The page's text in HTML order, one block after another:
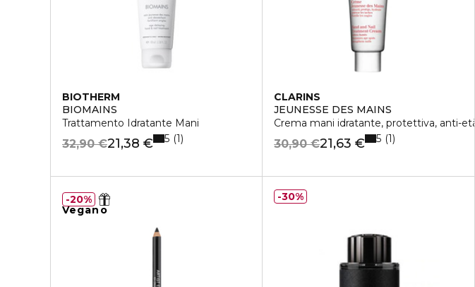
BIOTHERM
BIOMAINS
Trattamento Idratante Mani
21,38 €
32,90 € 5 1
CLARINS
JEUNESSE DES MAINS
Crema mani idratante, protettiva, anti-età
21,63 €
30,90 € 5 1
Vegano
20% 30%